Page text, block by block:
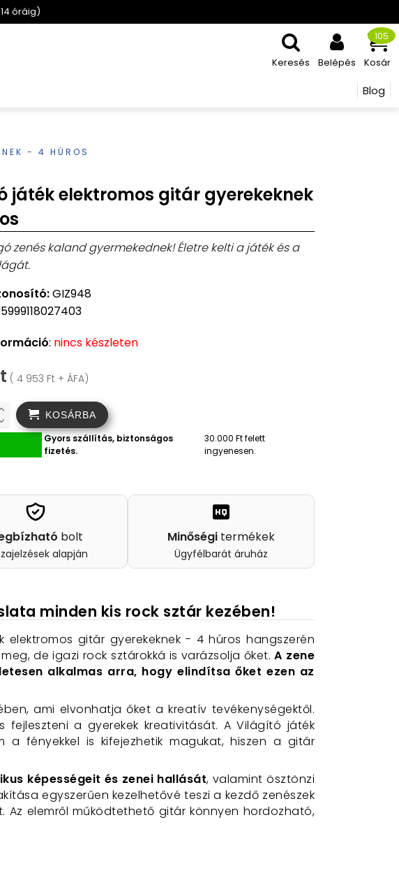
óráig)
Keresés Belépés Kosár
105
Blog
- 4 HÚROS
játék elektromos gitár gyerekeknek
zenés kaland gyermekednek! Életre kelti a játék és a
GIZ948
5999118027403
: nincs készleten
( 4 953 Ft + ÁFA)
KOSÁRBA
Gyors szállítás, biztonságos
fizetés.
30.000 Ft felett
ingyenesen.
bolt
alapján
Minőségi termékek
Ügyfélbarát áruház
minden kis rock sztár kezében!
gitár gyerekeknek - 4 húros hangszerén
de igazi rock sztárokká is varázsolja őket.A zene
alkalmas arra, hogy elindítsa őket ezen az
ami elvonhatja őket a kreatív tevékenységektől.
fejleszteni a gyerekek kreativitását. A Világító játék
a fényekkel is kifejezhetik magukat, hiszen a gitár
képességeit és zenei hallását, valamint ösztönzi
egyszerűen kezelhetővé teszi a kezdő zenészek
Az elemről működtethető gitár könnyen hordozható,